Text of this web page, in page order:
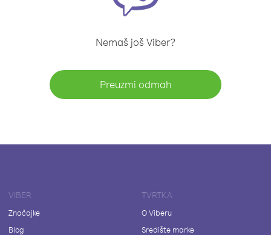
Nemaš još Viber?
Preuzmi odmah
VIBER
Značajke
Blog
TVRTKA
O Viberu
Središte marke